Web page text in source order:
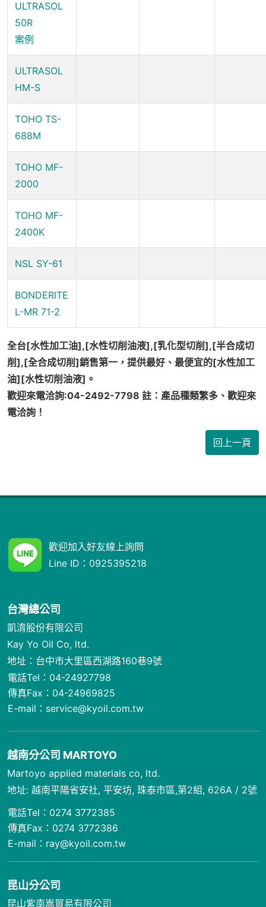
ULTRASOL
50R
案例
ULTRASOL
HM-S
TOHO TS-
688M
TOHO MF-
2000
TOHO MF-
2400K
NSL SY-61
BONDERITE
L-MR 71-2
全台[水性加工油],[水性切削油液],[乳化型切削],[半合成切
削],[全合成切削]銷售第一，提供最好、最便宜的[水性加工
油][水性切削油液]。
歡迎來電洽詢:04-2492-7798 註：產品種類繁多、歡迎來
電洽詢！
回上一頁
歡迎加入好友線上詢問
Line ID： 0925395218
台灣總公司
凱淯股份有限公司
Kay Yo Oil Co, ltd.
地址：台中市大里區西湖路160巷9號
電話Tel： 04-24927798
傳真Fax：04-24969825
E-mail： service@kyoil.com.tw
越南分公司 MARTOYO
Martoyo applied materials co, ltd.
地址: 越南平陽省安社, 平安坊, 珠泰市區,第2組, 626A / 2號
電話Tel：0274 3772385
傳真Fax：0274 3772386
E-mail： ray@kyoil.com.tw
昆山分公司
昆山紫南嵩貿易有限公司